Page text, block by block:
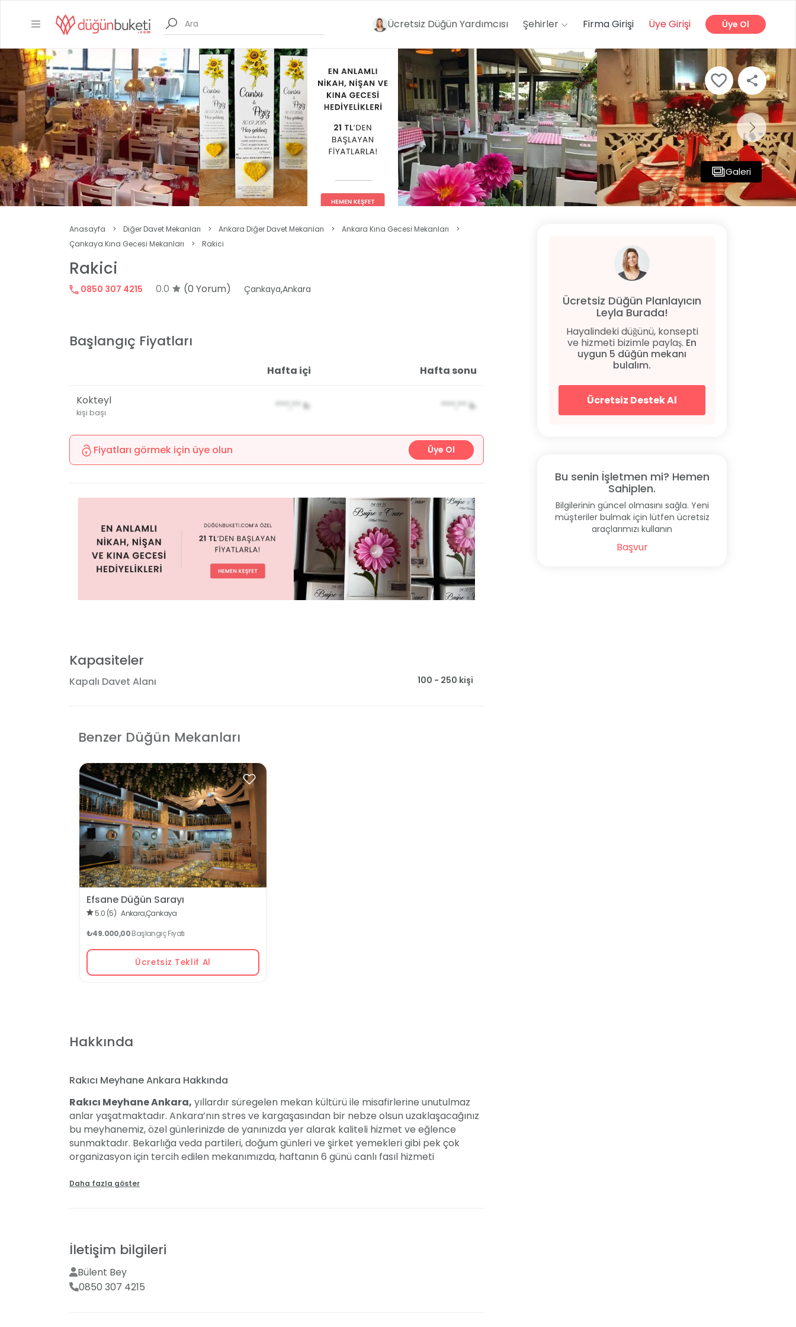
Ücretsiz Düğün Yardımcısı Şehirler Firma Girişi Üye Girişi Üye Ol
Galeri
Anasayfa > Diğer Davet Mekanları > Ankara Diğer Davet Mekanları > Ankara Kına Gecesi Mekanları
>
Çankaya Kına Gecesi Mekanları
> Rakici
Rakici
0850 307 4215 0.0 (0 Yorum) Çankaya,Ankara
Başlangıç Fiyatları
Hafta içi Hafta sonu
Kokteyl
kişi başı
***,** ₺ ***,** ₺
Fiyatları görmek için üye olun Üye Ol
Kapasiteler
Kapalı Davet Alanı 100 - 250 kişi
Benzer Düğün Mekanları
Efsane Düğün Sarayı
5.0 (5) Ankara,Çankaya
₺49.000,00Başlangıç Fiyatı
Ücretsiz Teklif Al
Hakkında
Rakıcı Meyhane Ankara Hakkında
Rakıcı Meyhane Ankara, yıllardır süregelen mekan kültürü ile misafirlerine unutulmaz
anlar yaşatmaktadır. Ankara’nın stres ve kargaşasından bir nebze olsun uzaklaşacağınız
bu meyhanemiz, özel günlerinizde de yanınızda yer alarak kaliteli hizmet ve eğlence
sunmaktadır. Bekarlığa veda partileri, doğum günleri ve şirket yemekleri gibi pek çok
organizasyon için tercih edilen mekanımızda, haftanın 6 günü canlı fasıl hizmeti
amaçlamaktayız. Menü seçiminde usta şeflerimizin hazırladığı, görsel şölen sunan leziz
Organizasyon ve Hizmetler
Rakıcı Meyhane, her türlü özel gün ve kutlamalarınıza ev sahipliği yapmaktadır. Farklı
organizasyon ihtiyaçlarına yönelik sunduğumuz geniş hizmet yelpazemizle yanınızdayız.
Daha fazla göster
İletişim bilgileri
Bülent Bey
0850 307 4215
Ücretsiz Düğün Planlayıcın
Leyla Burada!
Hayalindeki düğünü, konsepti
ve hizmeti bizimle paylaş. En
uygun 5 düğün mekanı
bulalım.
Ücretsiz Destek Al
Bu senin İşletmen mi? Hemen
Sahiplen.
Bilgilerinin güncel olmasını sağla. Yeni
müşteriler bulmak için lütfen ücretsiz
araçlarımızı kullanın
Başvur